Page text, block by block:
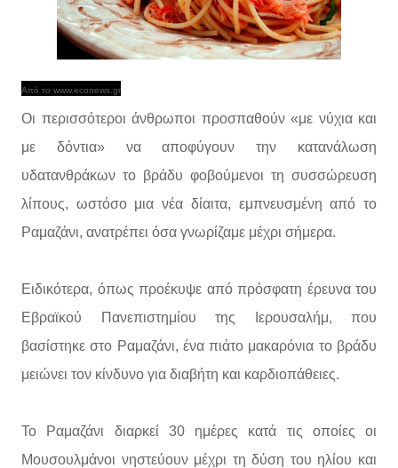
Από το www.econews.gr
Οι περισσότεροι άνθρωποι προσπαθούν «με νύχια και
με δόντια» να αποφύγουν την κατανάλωση
υδατανθράκων το βράδυ φοβούμενοι τη συσσώρευση
λίπους, ωστόσο μια νέα δίαιτα, εμπνευσμένη από το
Ραμαζάνι, ανατρέπει όσα γνωρίζαμε μέχρι σήμερα.
Ειδικότερα, όπως προέκυψε από πρόσφατη έρευνα του
Εβραϊκού Πανεπιστημίου της Ιερουσαλήμ, που
βασίστηκε στο Ραμαζάνι, ένα πιάτο μακαρόνια το βράδυ
μειώνει τον κίνδυνο για διαβήτη και καρδιοπάθειες.
Το Ραμαζάνι διαρκεί 30 ημέρες κατά τις οποίες οι
Μουσουλμάνοι νηστεύουν μέχρι τη δύση του ηλίου και